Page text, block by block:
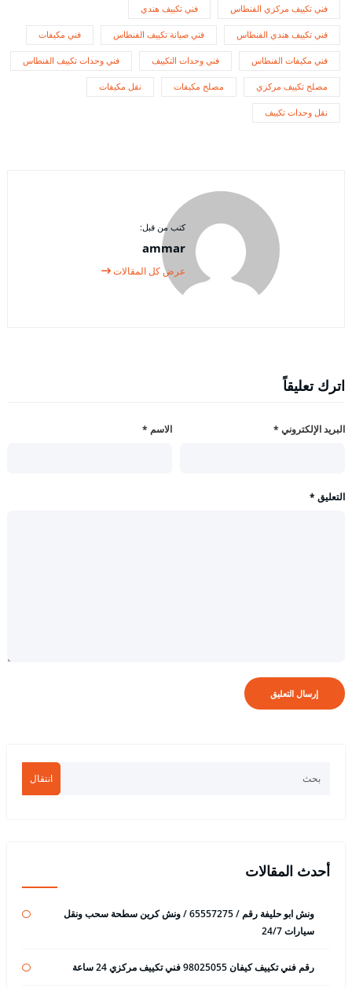
فني تكييف مركزي الفنطاس فني تكييف هندي
فني تكييف هندي الفنطاس فني صيانة تكييف الفنطاس فني مكيفات
فني مكيفات الفنطاس فني وحدات التكييف فني وحدات تكييف الفنطاس
مصلح تكييف مركزي مصلح مكيفات نقل مكيفات
نقل وحدات تكييف
كتب من قبل:
ammar
عرض كل المقالات
اترك تعليقاً
الاسم * البريد الإلكتروني *
التعليق *
انتقال
أحدث المقالات
ونش ابو حليفة رقم / 65557275 / ونش كرين سطحة سحب ونقل
سيارات 24/7
رقم فني تكييف كيفان 98025055 فني تكييف مركزي 24 ساعة